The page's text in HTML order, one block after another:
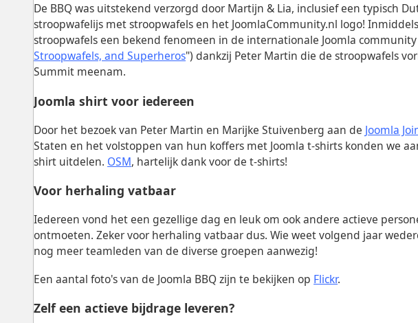
De BBQ was uitstekend verzorgd door Martijn & Lia, inclusief een typisch
stroopwafelijs met stroopwafels en het JoomlaCommunity.nl logo!
stroopwafels een bekend fenomeen in de internationale Joomla
Stroopwafels, and Superheros") dankzij Peter Martin die de stroopwafels
Summit meenam.
Joomla shirt voor iedereen
Door het bezoek van Peter Martin en Marijke Stuivenberg aan de Joomla
Staten en het volstoppen van hun koffers met Joomla t-shirts konden we
shirt uitdelen. OSM, hartelijk dank voor de t-shirts!
Voor herhaling vatbaar
Iedereen vond het een gezellige dag en leuk om ook andere actieve
ontmoeten. Zeker voor herhaling vatbaar dus. Wie weet volgend jaar
nog meer teamleden van de diverse groepen aanwezig!
Een aantal foto's van de Joomla BBQ zijn te bekijken op Flickr.
Zelf een actieve bijdrage leveren?